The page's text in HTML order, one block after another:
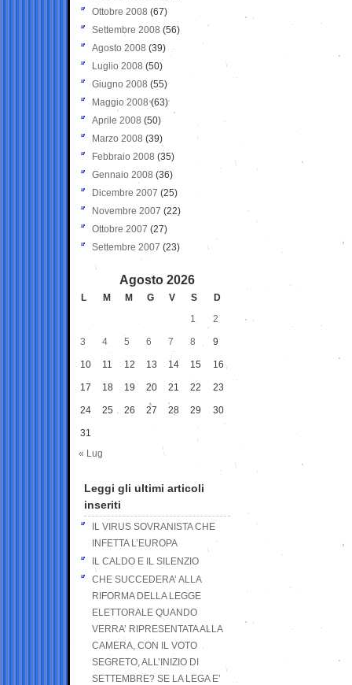
Ottobre 2008 (67)
Settembre 2008 (56)
Agosto 2008 (39)
Luglio 2008 (50)
Giugno 2008 (55)
Maggio 2008(63)
Aprile 2008 (50)
Marzo 2008 (39)
Febbraio 2008 (35)
Gennaio 2008 (36)
Dicembre 2007 (25)
Novembre 2007 (22)
Ottobre 2007 (27)
Settembre 2007 (23)
Agosto 2026
L M M G V S
D
1
2
3 4 5 6 7 8 9
10 11 12 13 14 15 16
17 18 19 20 21 22 23
24 25 26 27 28 29 30
31
« Lug
Leggi gli ultimi articoli
inseriti
IL VIRUS SOVRANISTA CHE
INFETTA L’EUROPA
IL CALDO E IL SILENZIO
CHE SUCCEDERA’ ALLA
RIFORMA DELLA LEGGE
ELETTORALE QUANDO
VERRA’ RIPRESENTATA ALLA
CAMERA, CON IL VOTO
SEGRETO, ALL’INIZIO DI
SETTEMBRE? SE LA LEGA E’